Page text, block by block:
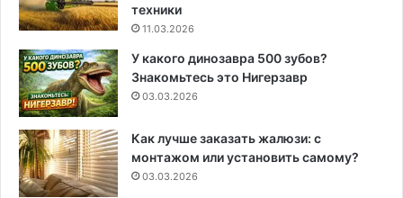
техники
11.03.2026
У какого динозавра 500 зубов?
Знакомьтесь это Нигерзавр
03.03.2026
Как лучше заказать жалюзи: с
монтажом или установить самому?
03.03.2026